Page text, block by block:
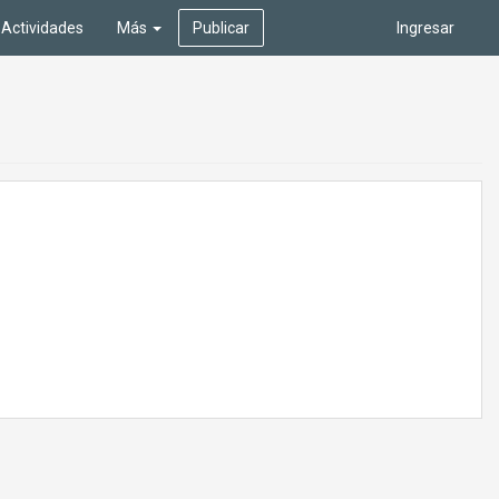
Ingresar
Actividades Más Publicar